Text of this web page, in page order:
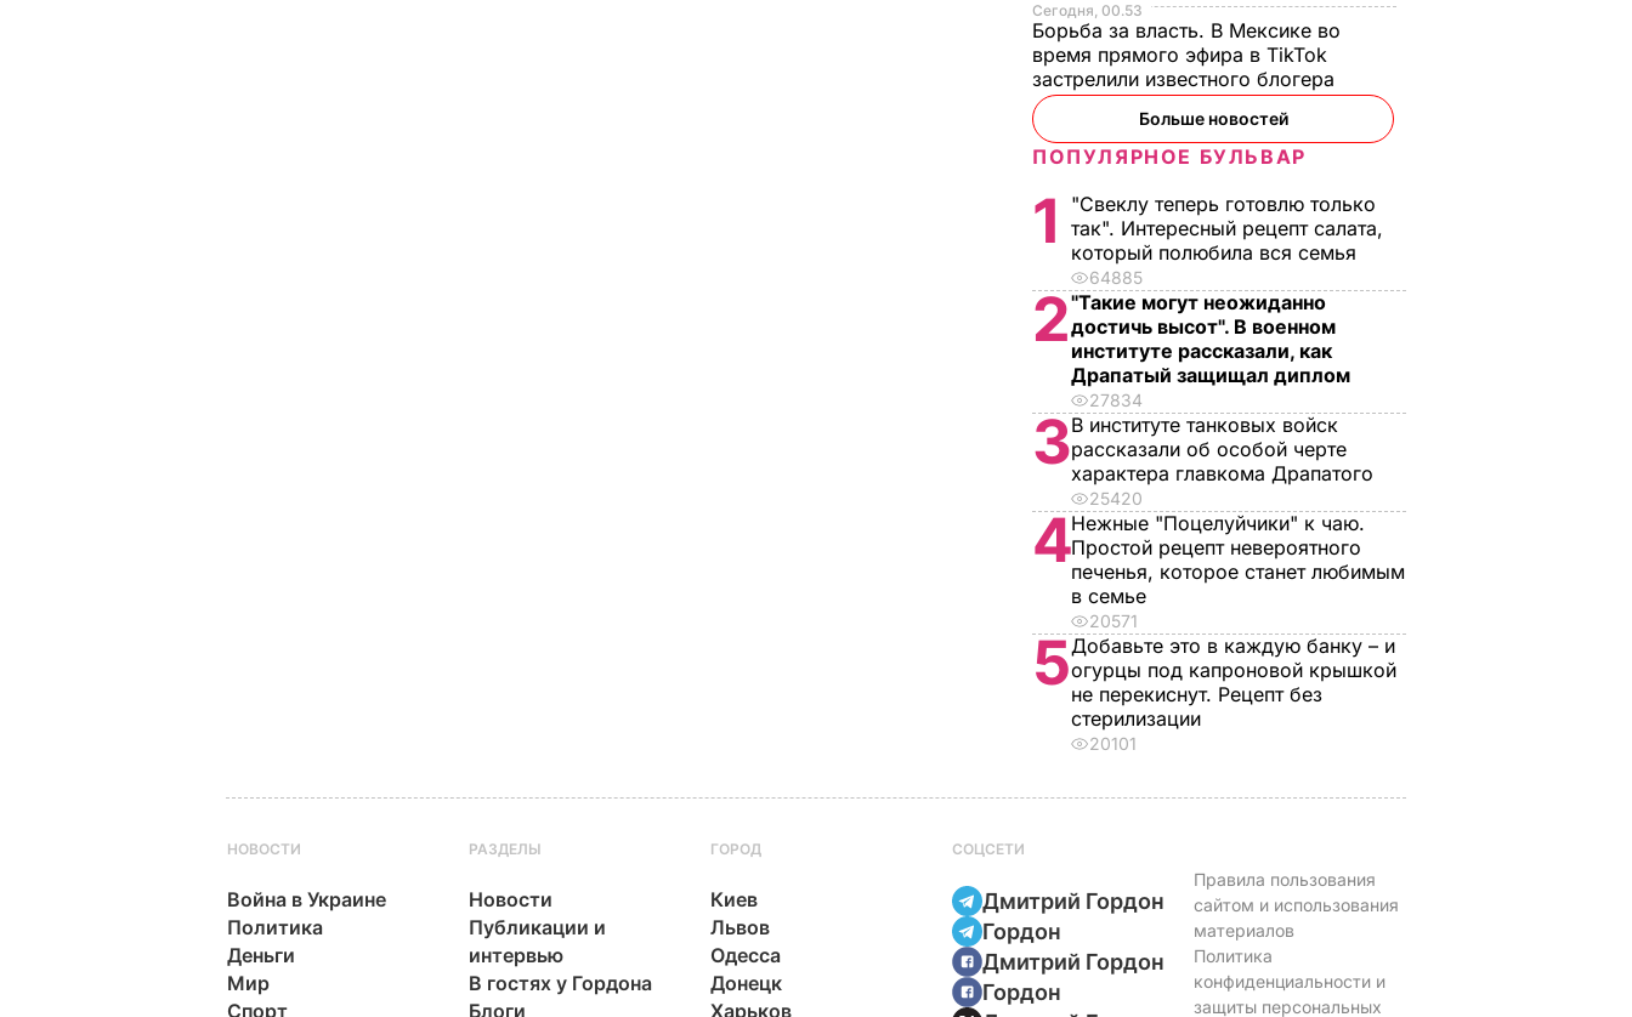
Сегодня, 00.53
Борьба за власть. В Мексике во
время прямого эфира в TikTok
застрелили известного блогера
Больше новостей
ПОПУЛЯРНОЕ БУЛЬВАР
1
"Свеклу теперь готовлю только
так". Интересный рецепт салата,
который полюбила вся семья
64885
2"Такие могут неожиданно
достичь высот". В военном
институте рассказали, как
Драпатый защищал диплом
27834
3В институте танковых войск
рассказали об особой черте
характера главкома Драпатого
25420
4Нежные "Поцелуйчики" к чаю.
Простой рецепт невероятного
печенья, которое станет любимым
в семье
20571
5Добавьте это в каждую банку – и
огурцы под капроновой крышкой
не перекиснут. Рецепт без
стерилизации
20101
НОВОСТИ
Война в Украине
Политика
Деньги
Мир
Спорт
РАЗДЕЛЫ
Новости
Публикации и
интервью
В гостях у Гордона
Блоги
ГОРОД
Киев
Львов
Одесса
Донецк
Харьков
СОЦСЕТИ
Дмитрий Гордон
Гордон
Дмитрий Гордон
Гордон
Правила пользования
сайтом и использования
материалов
Политика
конфиденциальности и
защиты персональных